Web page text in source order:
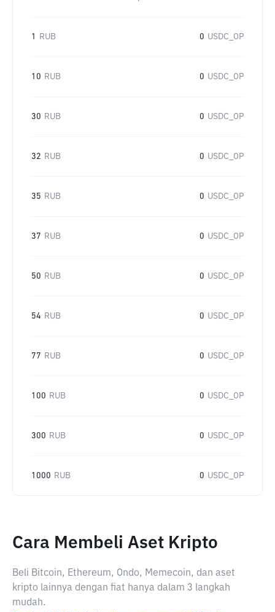
1 RUB 0 USDC_OP
10 RUB 0 USDC_OP
30 RUB 0 USDC_OP
32 RUB 0 USDC_OP
35 RUB 0 USDC_OP
37 RUB 0 USDC_OP
50 RUB 0 USDC_OP
54 RUB 0 USDC_OP
77 RUB 0 USDC_OP
100 RUB 0 USDC_OP
300 RUB 0 USDC_OP
1000 RUB 0 USDC_OP
Cara Membeli Aset Kripto
Beli Bitcoin, Ethereum, Ondo, Memecoin, dan aset
kripto lainnya dengan fiat hanya dalam 3 langkah
mudah.